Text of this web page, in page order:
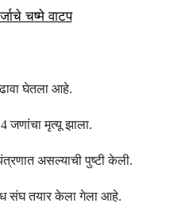
चष्मे वाटप
घेतला आहे.
जणांचा मृत्यू झाला.
असल्याची पुष्टी केली.
संघ तयार केला गेला आहे.